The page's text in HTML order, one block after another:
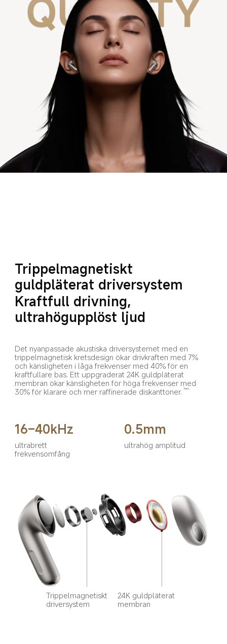
Trippelmagnetiskt
guldpläterat driversystem
Kraftfull drivning,
ultrahögupplöst ljud
Det nyanpassade akustiska driversystemet med en
trippelmagnetisk kretsdesign ökar drivkraften med 7%
och känsligheten i låga frekvenser med 40% för en
kraftfullare bas. Ett uppgraderat 24K guldpläterat
membran ökar känsligheten för höga frekvenser med
30% för klarare och mer raffinerade diskanttoner.
fem
16–40kHz
ultrabrett
frekvensomfång
0.5mm
ultrahög amplitud
Trippelmagnetiskt
driversystem
24K guldpläterat
membran